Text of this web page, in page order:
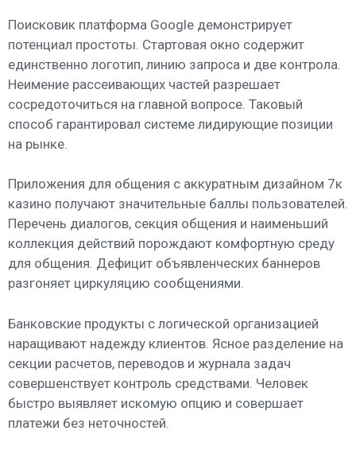
Поисковик платформа Google демонстрирует
потенциал простоты. Стартовая окно содержит
единственно логотип, линию запроса и две контрола.
Неимение рассеивающих частей разрешает
сосредоточиться на главной вопросе. Таковый
способ гарантировал системе лидирующие позиции
на рынке.
Приложения для общения с аккуратным дизайном 7к
казино получают значительные баллы пользователей.
Перечень диалогов, секция общения и наименьший
коллекция действий порождают комфортную среду
для общения. Дефицит объявленческих баннеров
разгоняет циркуляцию сообщениями.
Банковские продукты с логической организацией
наращивают надежду клиентов. Ясное разделение на
секции расчетов, переводов и журнала задач
совершенствует контроль средствами. Человек
быстро выявляет искомую опцию и совершает
платежи без неточностей.